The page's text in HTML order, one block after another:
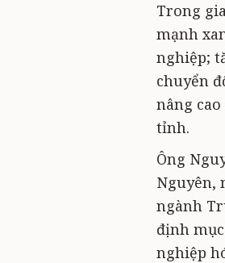
Trong
mạnh
nghiệp;
chuyển
nâng
tỉnh.
Ông
Nguyên,
ngành
định
nghiệp